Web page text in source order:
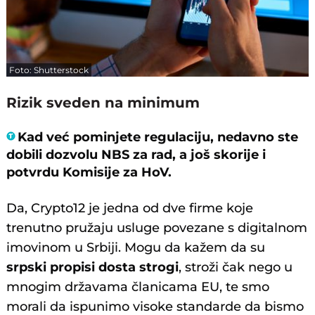
Foto: Shutterstock
Rizik sveden na minimum
Kad već pominjete regulaciju, nedavno ste
dobili dozvolu NBS za rad, a još skorije i
potvrdu Komisije za HoV.
Da, Crypto12 je jedna od dve firme koje
trenutno pružaju usluge povezane s digitalnom
imovinom u Srbiji. Mogu da kažem da su
srpski propisi dosta strogi, stroži čak nego u
mnogim državama članicama EU, te smo
morali da ispunimo visoke standarde da bismo